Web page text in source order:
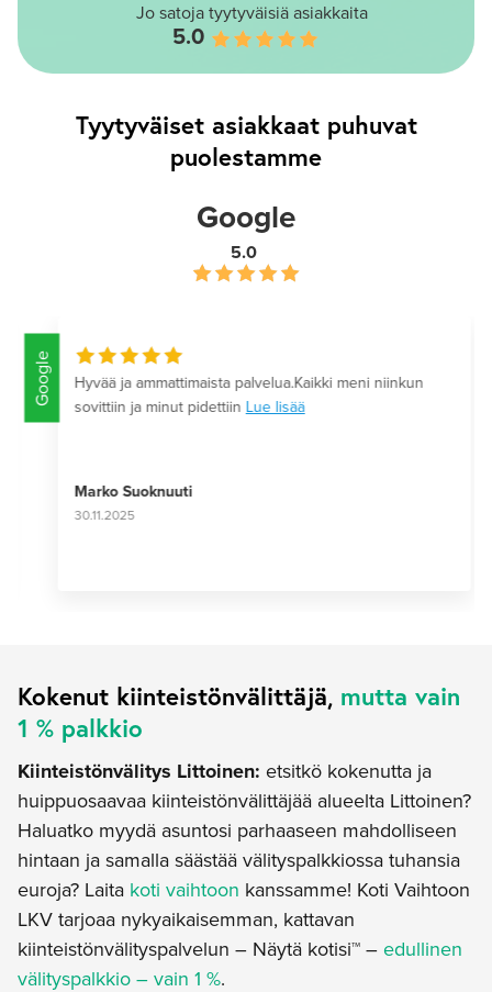
Jo satoja tyytyväisiä asiakkaita
5.0
Tyytyväiset asiakkaat puhuvat
puolestamme
Google
5.0
Google
Hyvää ja ammattimaista palvelua.Kaikki meni niinkun
sovittiin ja minut pidettiin Lue lisää
Marko Suoknuuti
30.11.2025
Kokenut kiinteistönvälittäjä, mutta vain
1 % palkkio
Kiinteistönvälitys Littoinen: etsitkö kokenutta ja
huippuosaavaa kiinteistönvälittäjää alueelta Littoinen?
Haluatko myydä asuntosi parhaaseen mahdolliseen
hintaan ja samalla säästää välityspalkkiossa tuhansia
euroja? Laita koti vaihtoon kanssamme! Koti Vaihtoon
LKV tarjoaa nykyaikaisemman, kattavan
kiinteistönvälityspalvelun – Näytä kotisi™ – edullinen
välityspalkkio – vain 1 %.